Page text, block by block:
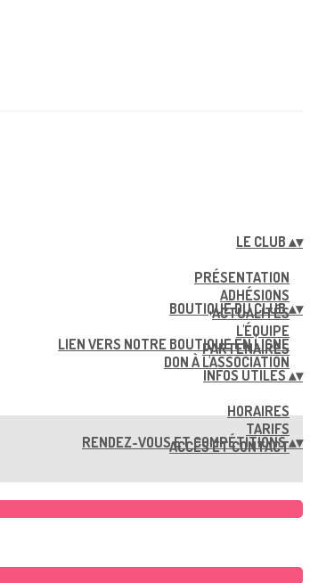
LE CLUB ▴▾
PRÉSENTATION
ADHÉSIONS
ACTUALITÉS
L'ÉQUIPE
PARTENAIRES
BOUTIQUE DU CLUB▴▾
LIEN VERS NOTRE BOUTIQUE EN LIGNE
DON À L'ASSOCIATION
INFOS UTILES ▴▾
HORAIRES
TARIFS
ACCÈS ET CONTACT
RENDEZ-VOUS ET COMPÉTITIONS▴▾